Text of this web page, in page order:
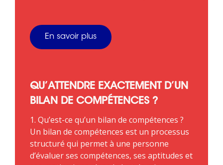
En savoir plus
QU’ATTENDRE EXACTEMENT D’UN
BILAN DE COMPÉTENCES ?
1. Qu’est-ce qu’un bilan de compétences ?
Un bilan de compétences est un processus
structuré qui permet à une personne
d’évaluer ses compétences, ses aptitudes et